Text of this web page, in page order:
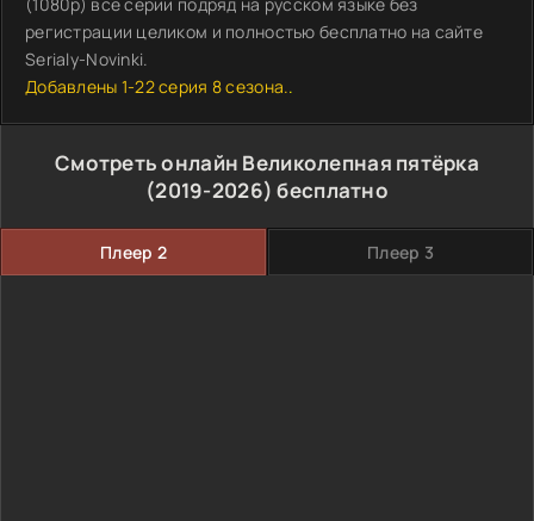
регистрации целиком и полностью бесплатно на сайте
Serialy-Novinki.
Добавлены 1-22 серия 8 сезона..
Смотреть онлайн Великолепная пятёрка
(2019-2026) бесплатно
Плеер 2 Плеер 3